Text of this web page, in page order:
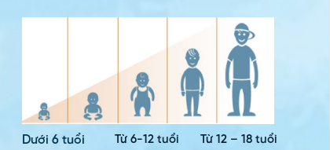
Dưới 6 tuổi Từ 6-12 tuổi Từ 12 – 18 tuổi